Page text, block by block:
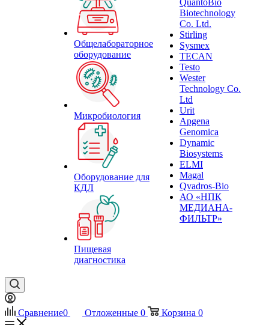
Общелабораторное
оборудование
Микробиология
Оборудование для
КДЛ
Пищевая
диагностика
QuantoBio
Biotechnology
Co. Ltd.
Stirling
Sysmex
TECAN
Testo
Wester
Technology Co.
Ltd
Urit
Apgena
Genomica
Dynamic
Biosystems
ELMI
Magal
Qvadros-Bio
АО «НПК
МЕДИАНА-
ФИЛЬТР»
Сравнение0 Отложенные 0 Корзина 0